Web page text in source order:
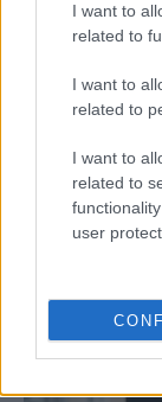
I want to
related to
I want to
related to
I want to
related to
user
Protección
en zonas
Protege tu hogar